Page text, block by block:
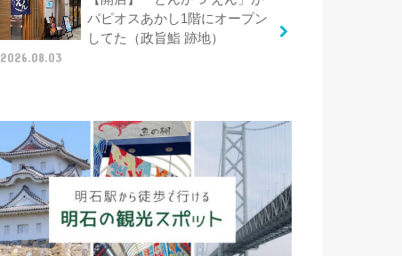
パピオスあかし1階にオープン
してた（政旨鮨 跡地）
2026.08.03